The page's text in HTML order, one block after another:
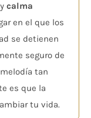
calma
en el que los
se detienen
seguro de
tan
es que la
tu vida.